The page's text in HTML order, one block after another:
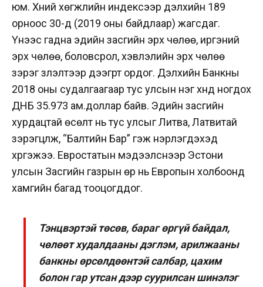
юм. Хүний хөгжлийн индексээр дэлхийн 189
орноос 30-д (2019 оны байдлаар) жагсдаг.
Үүнээс гадна эдийн засгийн эрх чөлөө, иргэний
эрх чөлөө, боловсрол, хэвлэлийн эрх чөлөө
зэрэг үзүүлэлтээр дээгүүрт ордог. Дэлхийн Банкны
2018 оны судалгаагаар тус улсын нэг хүнд ногдох
ДНБ 35.973 ам.доллар байв. Эдийн засгийн
хурдацтай өсөлт нь тус улсыг Литва, Латвитай
зэрэгцүүлж, “Балтийн Бар” гэж нэрлэгдэхэд
хүргэжээ. Евростатын мэдээлснээр Эстони
улсын Засгийн газрын өр нь Европын холбоонд
хамгийн багад тооцогддог.
Тэнцвэртэй төсөв, бараг өргүй байдал,
чөлөөт худалдааны дэглэм, арилжааны
банкны өрсөлдөөнтэй салбар, цахим
болон гар утсан дээр суурилсан шинэлэг